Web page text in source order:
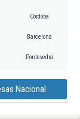
Córdoba
Barcelona
Pontevedra
Nacional